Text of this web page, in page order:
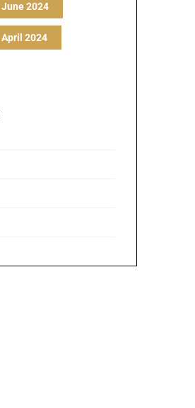
June 2024
April 2024